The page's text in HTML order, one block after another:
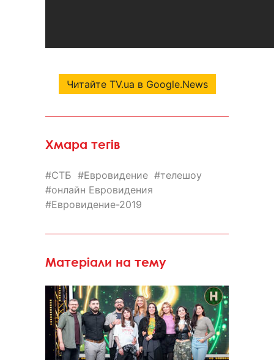
Читайте TV.ua в Google.News
Хмара тегів
СТБ Евровидение
телешоу
онлайн Евровидения
Евровидение-2019
Матеріали на тему